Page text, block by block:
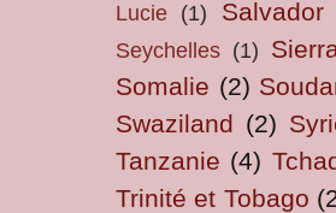
Lucie (1) Salvador
Seychelles (1)
Somalie (2)
Swaziland (2)
Tanzanie (4)
Trinité et Tobago